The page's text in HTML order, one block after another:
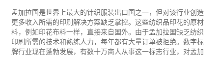
孟加拉国是世界上最大的针织服装出口国之一，但对该行业创造
更多收入所需的印刷解决方案缺乏掌控。这些纺织品印花的原材
料，例如印花布料一样，直接来自国外。由于孟加拉国缺乏纺织
印刷所需的技术和熟练人力，每年都有大量订单被拒绝。数字标
牌行业现在蓬勃发展，有数十万商人从事这一标志行业，对孟加